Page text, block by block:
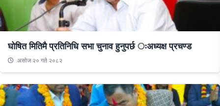
घोषित मितिमै प्रतिनिधि सभा चुनाव हुनुपर्छ ःअध्यक्ष प्रचण्ड
असाेज २० गते २०८२